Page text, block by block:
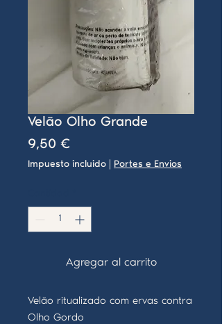
Velão Olho Grande
9,50 €Precio
Impuesto incluido Portes e Envios
Agregar al carrito
Velão ritualizado com ervas contra
Olho Gordo